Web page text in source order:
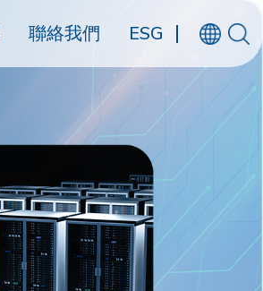
聯絡我們 ESG